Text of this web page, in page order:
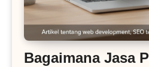
Bagaimana Jasa